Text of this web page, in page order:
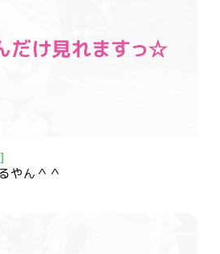
やん＾＾